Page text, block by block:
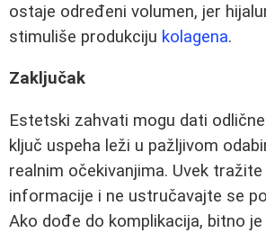
ostaje određeni volumen, jer
stimuliše produkciju kolagena.
Zaključak
Estetski zahvati mogu dati
ključ uspeha leži u pažljivom
realnim očekivanjima. Uvek
informacije i ne ustručavajte se
Ako dođe do komplikacija, bitno